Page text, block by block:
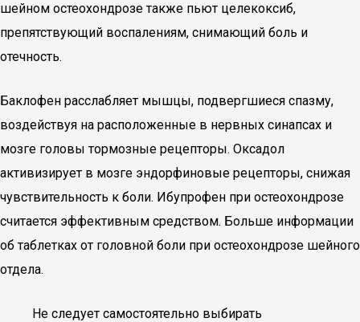
шейном остеохондрозе также пьют целекоксиб,
препятствующий воспалениям, снимающий боль и
отечность.
Баклофен расслабляет мышцы, подвергшиеся спазму,
воздействуя на расположенные в нервных синапсах и
мозге головы тормозные рецепторы. Оксадол
активизирует в мозге эндорфиновые рецепторы, снижая
чувствительность к боли. Ибупрофен при остеохондрозе
считается эффективным средством. Больше информации
об таблетках от головной боли при остеохондрозе шейного
отдела.
Не следует самостоятельно выбирать